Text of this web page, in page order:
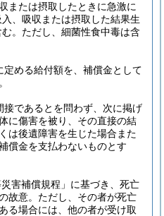
または摂取したときに急激に
、吸収または摂取した結果生
。 ただし、細菌性食中毒は含
定める給付額を、補償金として
接であるとを問わず、次に掲げ
に傷害を被り、その直接の結
は後遺障害を生じた場合また
償金を支払わないものとす
害補償規程」に基づき、死亡
故意。 ただし、その者が死亡
る場合には、他の者が受け取